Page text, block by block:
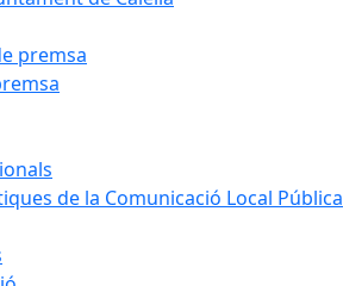
premsa
de la Comunicació Local Pública